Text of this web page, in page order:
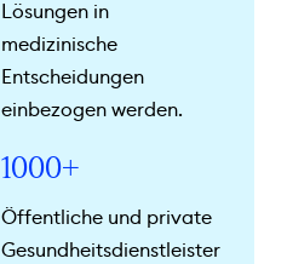
Lösungen in
medizinische
Entscheidungen
einbezogen werden.
1000+
Öffentliche und private
Gesundheitsdienstleister